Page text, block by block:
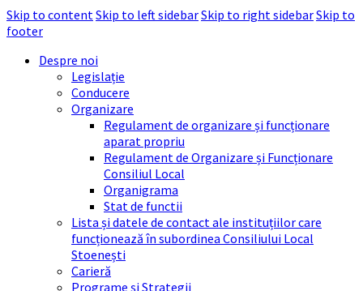
Skip to contentSkip to left sidebarSkip to right sidebarSkip to
footer
Despre noi
Legislație
Conducere
Organizare
Regulament de organizare și funcționare
aparat propriu
Regulament de Organizare și Funcționare
Consiliul Local
Organigrama
Stat de functii
Lista și datele de contact ale instituțiilor care
funcționează în subordinea Consiliului Local
Stoenești
Carieră
Programe și Strategii